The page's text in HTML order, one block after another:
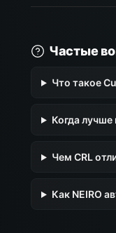
Частые
Что такое
Когда лучше
Чем CRL
Как NEIRO